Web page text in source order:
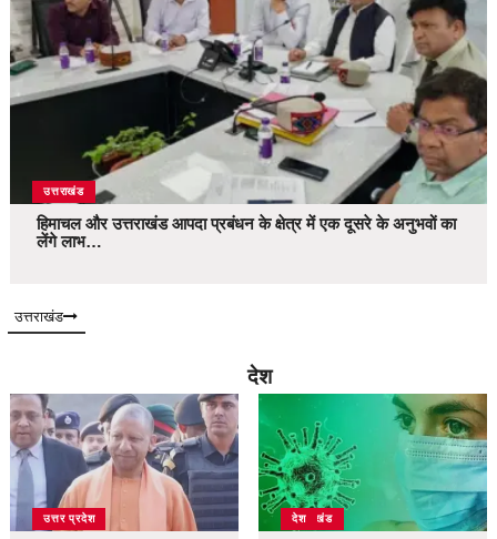
उत्तराखंड
हिमाचल और उत्तराखंड आपदा प्रबंधन के क्षेत्र में एक दूसरे के अनुभवों का
लेंगे लाभ…
उत्तराखंड
देश
उत्तर प्रदेश उत्तराखंड
देश